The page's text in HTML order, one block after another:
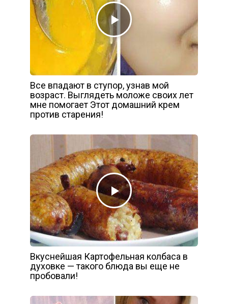
Все впадают в ступор, узнав мой
возраст. Выглядеть моложе своих лет
мне помогает Этот домашний крем
против старения!
Вкуснейшая Картофельная колбаса в
духовке — такого блюда вы еще не
пробовали!